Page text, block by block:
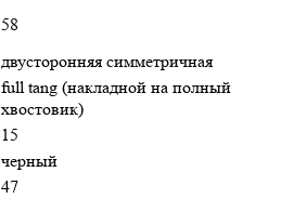
58
двусторонняя симметричная
full tang (накладной на полный
хвостовик)
15
черный
47